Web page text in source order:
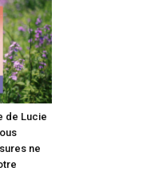
de Lucie
ne